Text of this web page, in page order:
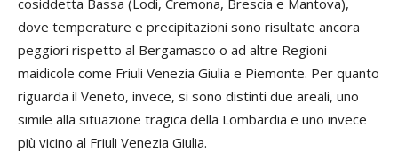
cosiddetta Bassa (Lodi, Cremona, Brescia e Mantova),
dove temperature e precipitazioni sono risultate ancora
peggiori rispetto al Bergamasco o ad altre Regioni
maidicole come Friuli Venezia Giulia e Piemonte. Per quanto
riguarda il Veneto, invece, si sono distinti due areali, uno
simile alla situazione tragica della Lombardia e uno invece
più vicino al Friuli Venezia Giulia.